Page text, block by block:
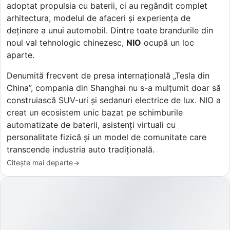
adoptat propulsia cu baterii, ci au regândit complet
arhitectura, modelul de afaceri și experiența de
deținere a unui automobil. Dintre toate brandurile din
noul val tehnologic chinezesc, NIO ocupă un loc
aparte.
Denumită frecvent de presa internațională „Tesla din
China”, compania din Shanghai nu s-a mulțumit doar să
construiască SUV-uri și sedanuri electrice de lux. NIO a
creat un ecosistem unic bazat pe schimburile
automatizate de baterii, asistenți virtuali cu
personalitate fizică și un model de comunitate care
transcende industria auto tradițională.
Citește mai departe